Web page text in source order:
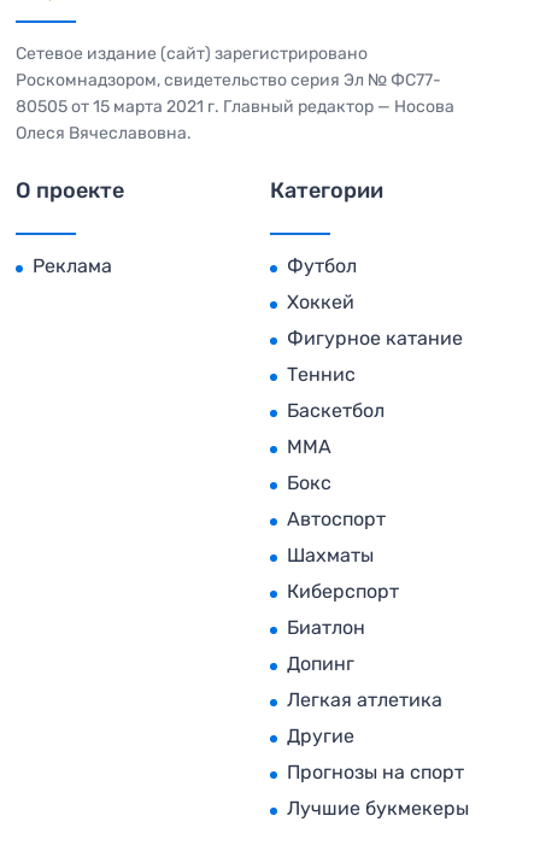
Сетевое издание (сайт) зарегистрировано
Роскомнадзором, свидетельство серия Эл № ФС77-
80505 от 15 марта 2021 г. Главный редактор — Носова
Олеся Вячеславовна.
О проекте
Реклама
Категории
Футбол
Хоккей
Фигурное катание
Теннис
Баскетбол
MMA
Бокс
Автоспорт
Шахматы
Киберспорт
Биатлон
Допинг
Легкая атлетика
Другие
Прогнозы на спорт
Лучшие букмекеры